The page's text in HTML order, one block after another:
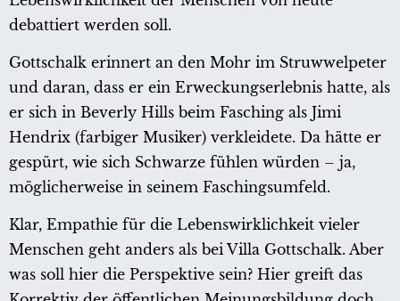
debattiert werden soll.
Gottschalk erinnert an den Mohr im Struwwelpeter
und daran, dass er ein Erweckungserlebnis hatte, als
er sich in Beverly Hills beim Fasching als Jimi
Hendrix (farbiger Musiker) verkleidete. Da hätte er
gespürt, wie sich Schwarze fühlen würden – ja,
möglicherweise in seinem Faschingsumfeld.
Klar, Empathie für die Lebenswirklichkeit vieler
Menschen geht anders als bei Villa Gottschalk. Aber
was soll hier die Perspektive sein? Hier greift das